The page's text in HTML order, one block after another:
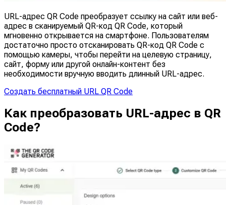
URL-адрес QR Code преобразует ссылку на сайт или веб-
адрес в сканируемый QR-код QR Code, который
мгновенно открывается на смартфоне. Пользователям
достаточно просто отсканировать QR-код QR Code с
помощью камеры, чтобы перейти на целевую страницу,
сайт, форму или другой онлайн-контент без
необходимости вручную вводить длинный URL-адрес.
Создать бесплатный URL QR Code
Как преобразовать URL-адрес в QR
Code?